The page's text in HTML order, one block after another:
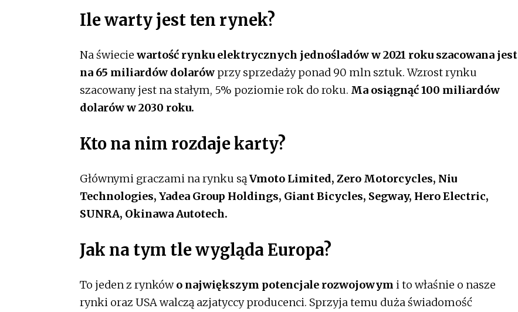
Ile warty jest ten rynek?
Na świecie wartość rynku elektrycznych jednośladów w 2021 roku szacowana jest
na 65 miliardów dolarów przy sprzedaży ponad 90 mln sztuk. Wzrost rynku
szacowany jest na stałym, 5% poziomie rok do roku. Ma osiągnąć 100 miliardów
dolarów w 2030 roku.
Kto na nim rozdaje karty?
Głównymi graczami na rynku sąVmoto Limited, Zero Motorcycles, Niu
Technologies, Yadea Group Holdings, Giant Bicycles, Segway, Hero Electric,
SUNRA, Okinawa Autotech.
Jak na tym tle wygląda Europa?
To jeden z rynkówo największym potencjale rozwojowym i to właśnie o nasze
rynki oraz USA walczą azjatyccy producenci. Sprzyja temu duża świadomość